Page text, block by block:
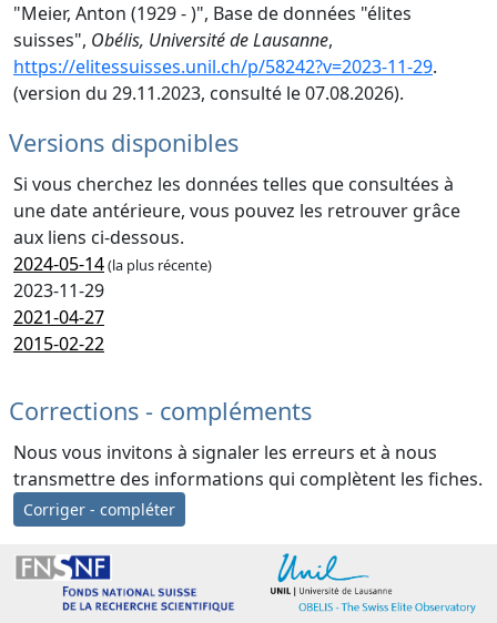
"Meier, Anton (1929 - )", Base de données "élites
suisses", Obélis, Université de Lausanne,
https://elitessuisses.unil.ch/p/58242?v=2023-11-29.
(version du 29.11.2023, consulté le 07.08.2026).
Versions disponibles
Si vous cherchez les données telles que consultées à
une date antérieure, vous pouvez les retrouver grâce
aux liens ci-dessous.
2024-05-14(la plus récente)
2023-11-29
2021-04-27
2015-02-22
Corrections - compléments
Nous vous invitons à signaler les erreurs et à nous
transmettre des informations qui complètent les fiches.
Corriger - compléter